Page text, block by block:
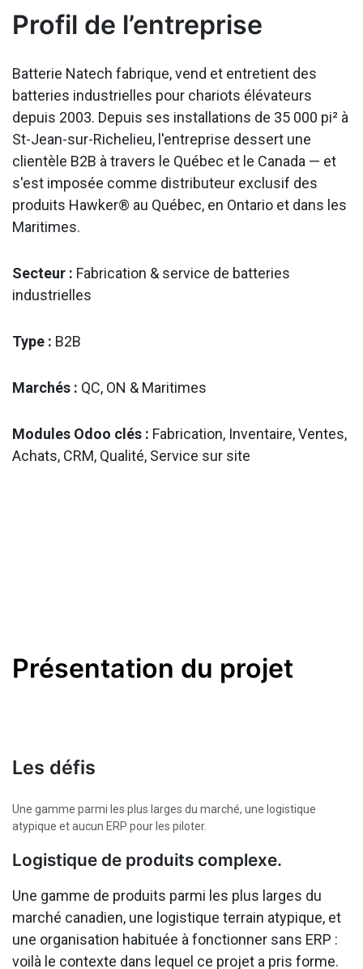
Profil de l’entreprise
Batterie Natech fabrique, vend et entretient des
batteries industrielles pour chariots élévateurs
depuis 2003. Depuis ses installations de 35 000 pi² à
St-Jean-sur-Richelieu, l'entreprise dessert une
clientèle B2B à travers le Québec et le Canada — et
s'est imposée comme distributeur exclusif des
produits Hawker® au Québec, en Ontario et dans les
Maritimes.
Secteur : Fabrication & service de batteries
industrielles
Type : B2B
Marchés : QC, ON & Maritimes
Modules Odoo clés : Fabrication, Inventaire, Ventes,
Achats, CRM, Qualité, Service sur site
Présentation du projet
Les défis
Une gamme parmi les plus larges du marché, une logistique
atypique et aucun ERP pour les piloter.
Logistique de produits complexe.
Une gamme de produits parmi les plus larges du
marché canadien, une logistique terrain atypique, et
une organisation habituée à fonctionner sans ERP :
voilà le contexte dans lequel ce projet a pris forme.